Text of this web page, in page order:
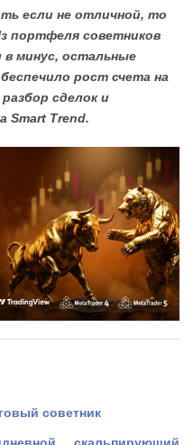
если не отличной, то
портфеля советников
минус, остальные
рост счета на
сделок и
Smart Trend.
советник